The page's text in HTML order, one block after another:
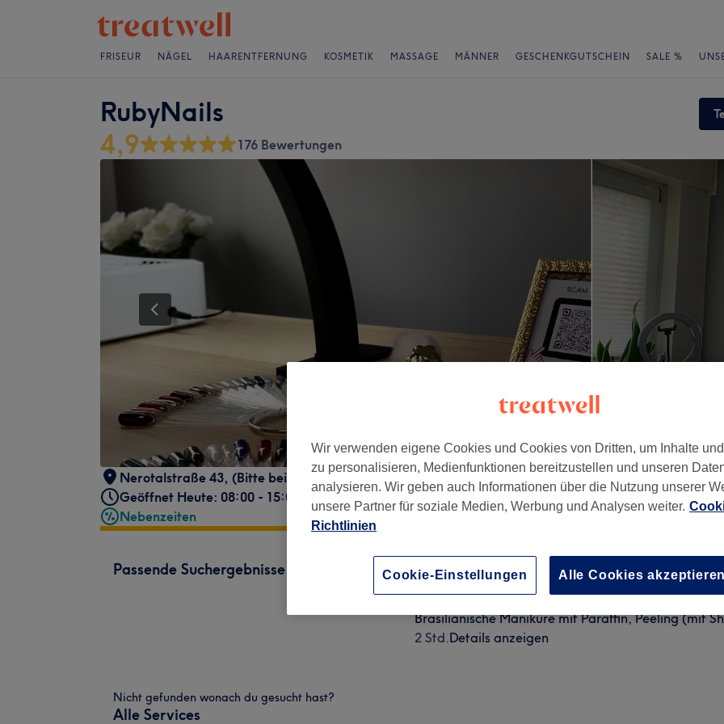
FRISEUR NÄGEL HAARENTFERNUNG KOSMETIK MASSAGE MÄNNER GESCHENKGUTSCHEIN SALE %
RubyNails
4,9 176 Bewertungen
Nerotalstraße 43, (Bitte beim "praxis" klingel), Mainz- Gonsenheim , 55120
Geöffnet Heute: 08:00 - 15:00
Nebenzeiten
Passende Suchergebnisse
Brasilianische Pediküre mit Paraffin, Peeling & (mit
Brasilianische Maniküre mit Paraffin, Peeling (mit
2 Std.Details anzeigen
Nicht gefunden wonach du gesucht hast?
Alle Services
Wir verwenden eigene Cookies und Cookies von Dritten, um Inhalte
zu personalisieren, Medienfunktionen bereitzustellen und unseren
analysieren. Wir geben auch Informationen über die Nutzung unserer
unsere Partner für soziale Medien, Werbung und Analysen weiter.
Richtlinien
Cookie-Einstellungen Alle Cookies akzeptieren